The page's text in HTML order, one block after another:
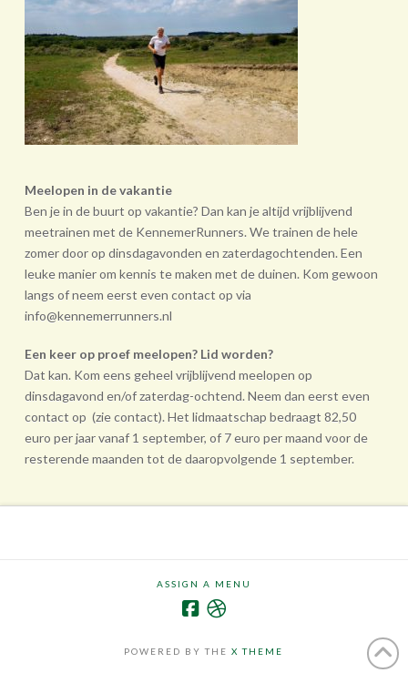
Meelopen in de vakantie
Ben je in de buurt op vakantie? Dan kan je altijd vrijblijvend
meetrainen met de KennemerRunners. We trainen de hele
zomer door op dinsdagavonden en zaterdagochtenden. Een
leuke manier om kennis te maken met de duinen. Kom gewoon
langs of neem eerst even contact op via
info@kennemerrunners.nl
Een keer op proef meelopen? Lid worden?
Dat kan. Kom eens geheel vrij­blijvend meelopen op
dinsdagavond en/of zaterdag-ochtend. Neem dan eerst even
contact op (zie contact). Het lidmaatschap bedraagt 82,50
euro per jaar vanaf 1 september, of 7 euro per maand voor de
resterende maanden tot de daarop­volgende 1 september.
ASSIGN A MENU
POWERED BY THEX THEME